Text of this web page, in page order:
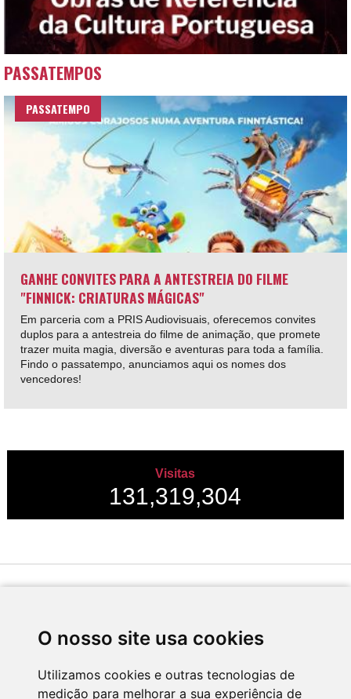
O nosso site usa cookies
Utilizamos cookies e outras tecnologias de
medição para melhorar a sua experiência de
PASSATEMPOS
PASSATEMPO
GANHE CONVITES PARA A ANTESTREIA DO FILME
"FINNICK: CRIATURAS MÁGICAS"
Em parceria com a PRIS Audiovisuais, oferecemos convites
duplos para a antestreia do filme de animação, que promete
trazer muita magia, diversão e aventuras para toda a família.
Findo o passatempo, anunciamos aqui os nomes dos
vencedores!
Visitas
131,319,304